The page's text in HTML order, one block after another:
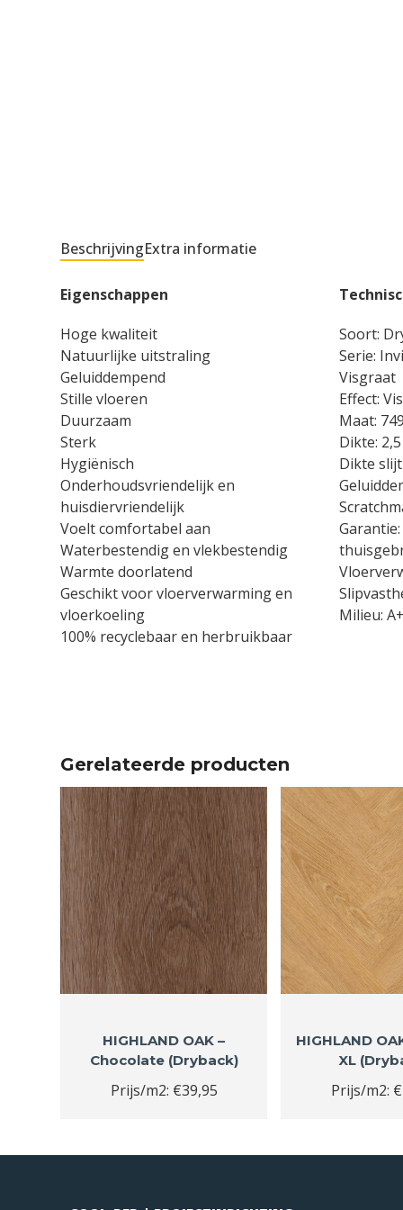
BeschrijvingExtra informatie
Eigenschappen
Hoge kwaliteit
Natuurlijke uitstraling
Geluiddempend
Stille vloeren
Duurzaam
Sterk
Hygiënisch
Onderhoudsvriendelijk en
huisdiervriendelijk
Voelt comfortabel aan
Waterbestendig en vlekbestendig
Warmte doorlatend
Geschikt voor vloerverwarming en
vloerkoeling
100% recyclebaar en herbruikbaar
Soort:
Serie:
Visgraat
Effect:
Maat:
Dikte:
Dikte
Milieu: A+
Gerelateerde producten
HIGHLAND OAK –
Chocolate (Dryback)
Prijs/m2: €39,95
HIGHLAND
XL
Prijs/m2: